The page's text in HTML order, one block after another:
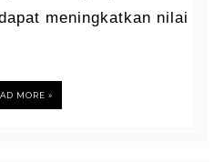
meningkatkan nilai
MORE »